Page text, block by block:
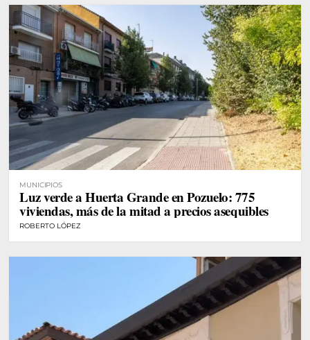
MUNICIPIOS
Luz verde a Huerta Grande en Pozuelo: 775
viviendas, más de la mitad a precios asequibles
ROBERTO LÓPEZ